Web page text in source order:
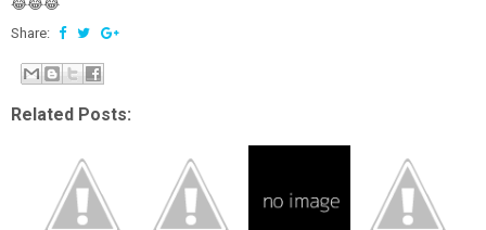
😂😂😂
Share:
Related Posts: